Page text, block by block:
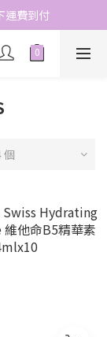
自動扣減
運費到付
動扣減
個